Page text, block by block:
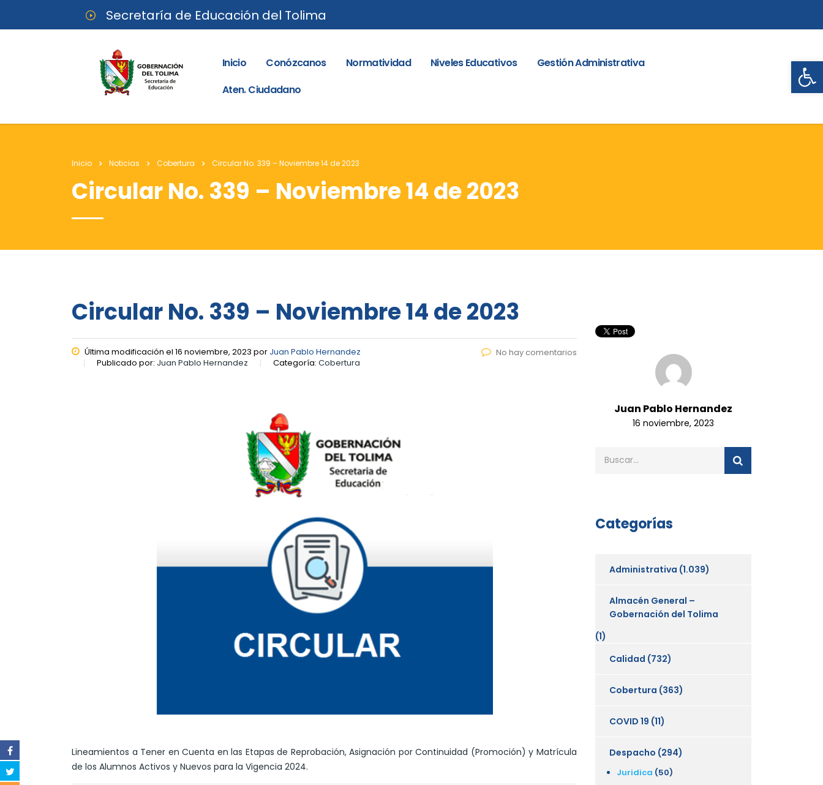
Secretaría de Educación del Tolima
Inicio Conózcanos Normatividad Niveles Educativos
Gestión Administrativa
Aten. Ciudadano
Inicio Noticias Cobertura Circular No. 339 – Noviembre 14 de 2023
Circular No. 339 – Noviembre 14 de 2023
Circular No. 339 – Noviembre 14 de 2023
Última modificación el 16 noviembre, 2023 por Juan Pablo Hernandez
Publicado por: Juan Pablo Hernandez Categoría: Cobertura
No hay comentarios
Lineamientos a Tener en Cuenta en las Etapas de Reprobación, Asignación por Continuidad (Promoción) y Matrícula
de los Alumnos Activos y Nuevos para la Vigencia 2024.
Juan Pablo Hernandez
16 noviembre, 2023
Categorías
Administrativa (1.039)
Almacén General –
Gobernación del Tolima
(1)
Calidad (732)
Cobertura (363)
COVID 19 (11)
Despacho (294)
Juridica (50)